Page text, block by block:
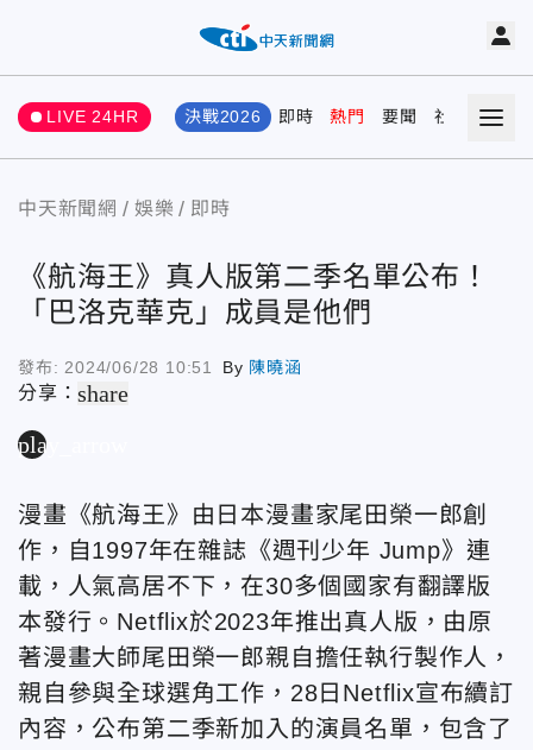
LIVE 24HR 決戰2026 即時 熱門 要聞 社會 娛樂
中天新聞網 娛樂 即時
《航海王》真人版第二季名單公布！
「巴洛克華克」成員是他們
發布: 2024/06/28 10:51 By 陳曉涵
分享：share
play_arrow
漫畫《航海王》由日本漫畫家尾田榮一郎創
作，自1997年在雜誌《週刊少年 Jump》連
載，人氣高居不下，在30多個國家有翻譯版
本發行。Netflix於2023年推出真人版，由原
著漫畫大師尾田榮一郎親自擔任執行製作人，
親自參與全球選角工作，28日Netflix宣布續訂
內容，公布第二季新加入的演員名單，包含了